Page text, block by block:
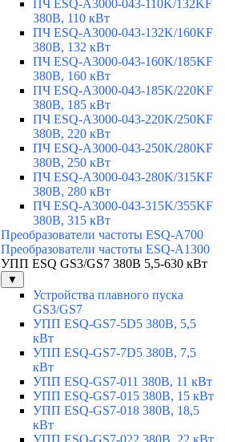
ПЧ ESQ-A3000-043-110K/132KF
380В, 110 кВт
ПЧ ESQ-A3000-043-132K/160KF
380В, 132 кВт
ПЧ ESQ-A3000-043-160K/185KF
380В, 160 кВт
ПЧ ESQ-A3000-043-185K/220KF
380В, 185 кВт
ПЧ ESQ-A3000-043-220K/250KF
380В, 220 кВт
ПЧ ESQ-A3000-043-250K/280KF
380В, 250 кВт
ПЧ ESQ-A3000-043-280K/315KF
380В, 280 кВт
ПЧ ESQ-A3000-043-315K/355KF
380В, 315 кВт
Преобразователи частоты ESQ-A700
Преобразователи частоты ESQ-A1300
УПП ESQ GS3/GS7 380В 5,5-630 кВт
▼
Устройства плавного пуска
GS3/GS7
УПП ESQ-GS7-5D5 380В, 5,5
кВт
УПП ESQ-GS7-7D5 380В, 7,5
кВт
УПП ESQ-GS7-011 380В, 11 кВт
УПП ESQ-GS7-015 380В, 15 кВт
УПП ESQ-GS7-018 380В, 18,5
кВт